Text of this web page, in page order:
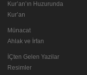
Kur’an’ın Huzurunda
Kur’an
Münacat
Ahlak ve İrfan
İÇten Gelen Yazilar
Resimler